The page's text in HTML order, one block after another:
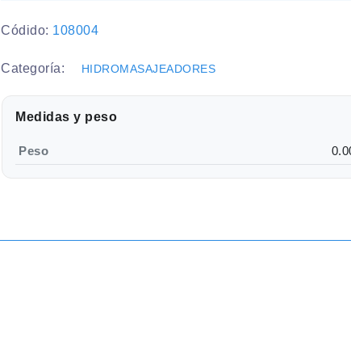
Códido: 108004
Categoría: HIDROMASAJEADORES
Medidas y peso
Peso